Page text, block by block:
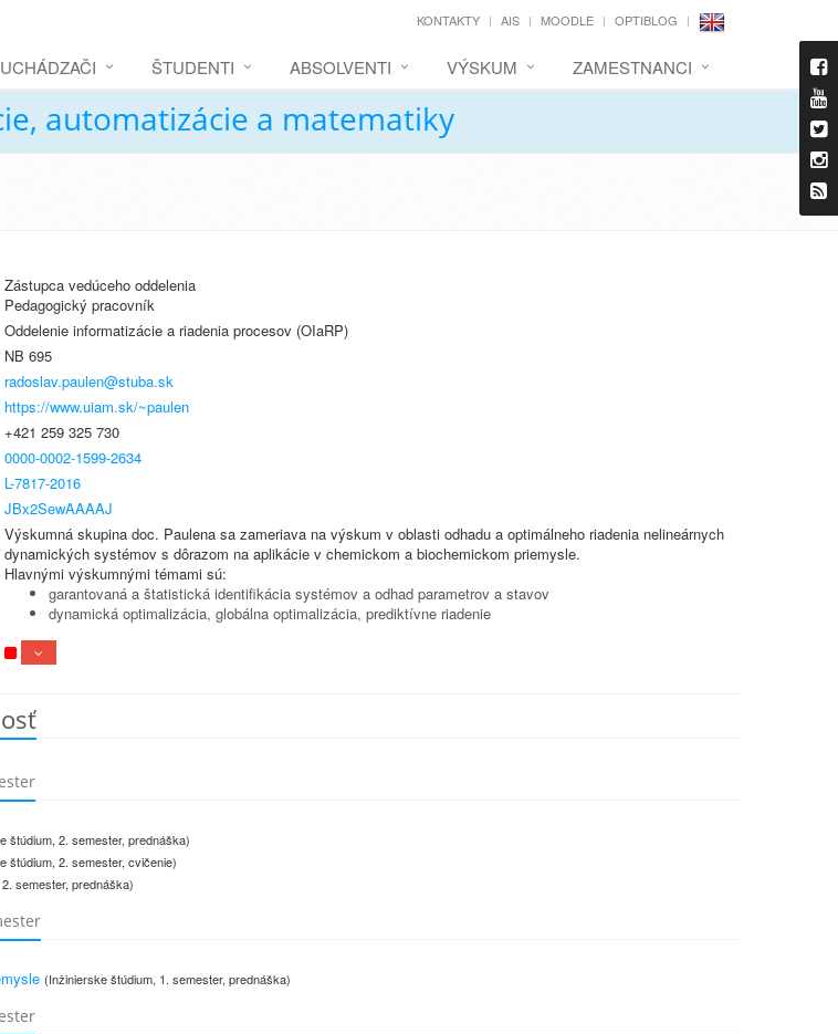
KONTAKTY AIS MOODLE OPTIBLOG
UCHÁDZAČI ŠTUDENTI ABSOLVENTI VÝSKUM ZAMESTNANCI
automatizácie a matematiky
Zástupca vedúceho oddelenia
Pedagogický pracovník
Oddelenie informatizácie a riadenia procesov (OIaRP)
NB 695
radoslav.paulen@stuba.sk
https://www.uiam.sk/~paulen
+421 259 325 730
0000-0002-1599-2634
L-7817-2016
JBx2SewAAAAJ
Výskumná skupina doc. Paulena sa zameriava na výskum v oblasti odhadu a optimálneho riadenia nelineárnych
dynamických systémov s dôrazom na aplikácie v chemickom a biochemickom priemysle.
Hlavnými výskumnými témami sú:
garantovaná a štatistická identifikácia systémov a odhad parametrov a stavov
dynamická optimalizácia, globálna optimalizácia, prediktívne riadenie
štúdium, 2. semester, prednáška)
štúdium, 2. semester, cvičenie)
semester, prednáška)
(Inžinierske štúdium, 1. semester, prednáška)